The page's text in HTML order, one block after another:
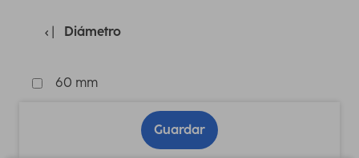
Diámetro
60 mm
Guardar